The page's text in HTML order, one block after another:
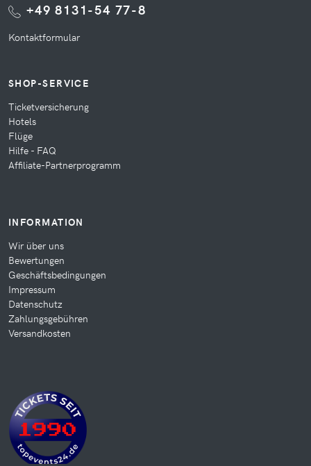
+49 8131-54 77-8
Kontaktformular
SHOP-SERVICE
Ticketversicherung
Hotels
Flüge
Hilfe - FAQ
Affiliate-Partnerprogramm
INFORMATION
Wir über uns
Bewertungen
Geschäftsbedingungen
Impressum
Datenschutz
Zahlungsgebühren
Versandkosten